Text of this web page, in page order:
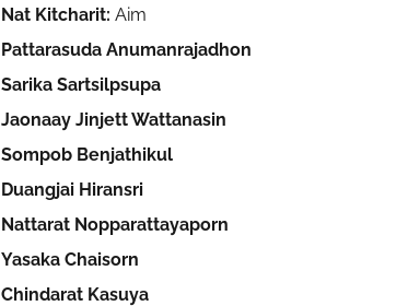
Nat Kitcharit: Aim
Pattarasuda Anumanrajadhon
Sarika Sartsilpsupa
Jaonaay Jinjett Wattanasin
Sompob Benjathikul
Duangjai Hiransri
Nattarat Nopparattayaporn
Yasaka Chaisorn
Chindarat Kasuya